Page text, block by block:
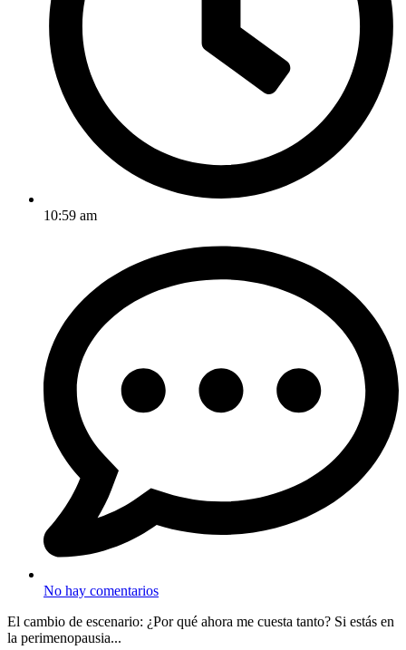
10:59 am
No hay comentarios
El cambio de escenario: ¿Por qué ahora me cuesta tanto? Si estás en
la perimenopausia...